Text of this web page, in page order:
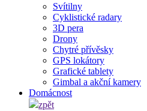
Svítilny
Cyklistické radary
3D pera
Drony
Chytré přívěsky
GPS lokátory
Grafické tablety
Gimbal a akční kamery
Domácnost
zpět